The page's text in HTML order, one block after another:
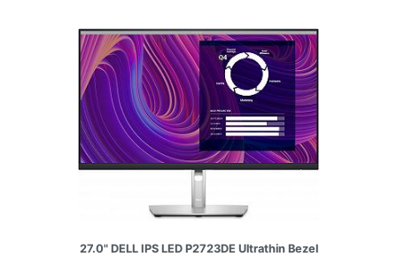
27.0" DELL IPS LED P2723DE Ultrathin Bezel